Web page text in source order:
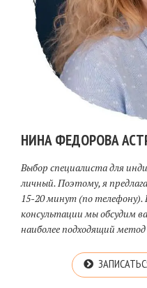
НИНА ФЕДОРОВА
Выбор специалиста для
личный. Поэтому, я
15-20 минут (по телефону).
консультации мы обсудим
наиболее подходящий